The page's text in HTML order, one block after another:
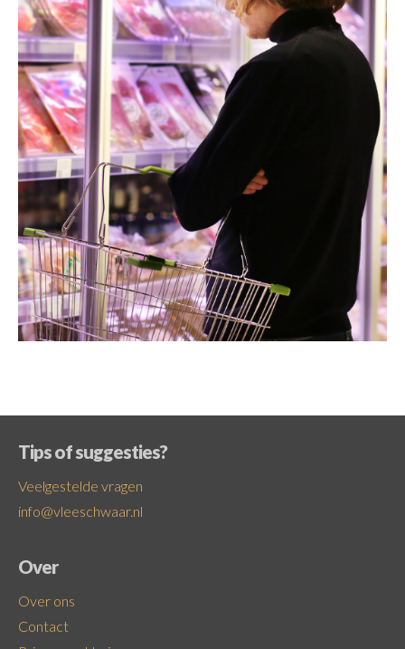
Tips of suggesties?
Veelgestelde vragen
info@vleeschwaar.nl
Over
Over ons
Contact